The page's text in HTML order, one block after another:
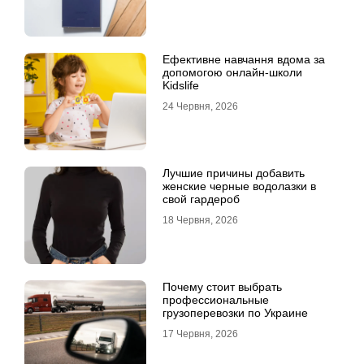
Ефективне навчання вдома за
допомогою онлайн-школи
Kidslife
24 Червня, 2026
Лучшие причины добавить
женские черные водолазки в
свой гардероб
18 Червня, 2026
Почему стоит выбрать
профессиональные
грузоперевозки по Украине
17 Червня, 2026